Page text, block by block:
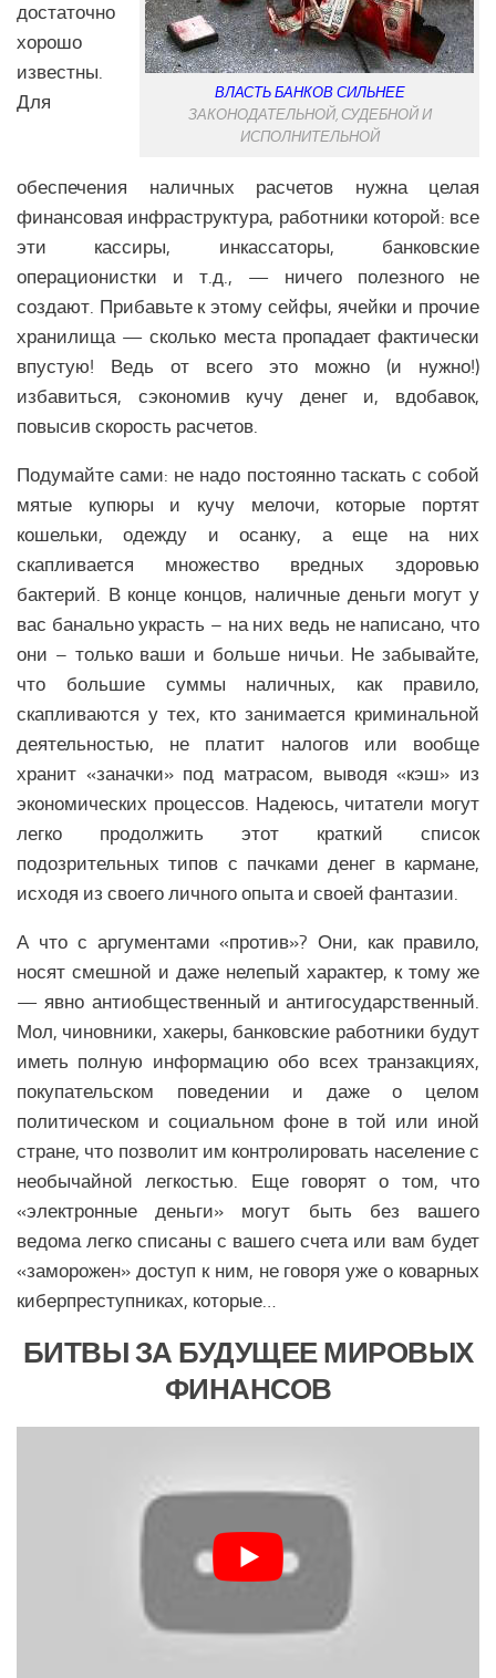
Аналитика Еврозоны
Вооружение Еврозоны
Экономика Еврозоны
Климат Еврозоны
Наука Еврозоны
Образование Еврозоны
Медицина Еврозоны
Общество Еврозоны
Политика СНГ
Религия СНГ
Вооружение СНГ
Здравоохранение СНГ
Наука СНГ
Образование СНГ
ЛАТИНСКАЯ АМЕРИКА
Аналитика Латинской Америки
Вооружение Латинской Америки
Политика Латинской Америки
Религия Латинской Америки
Экономика Латинской Америки
Образование Латинской Америки
Наука Латинской Америки
Общество Латинской Америки
СЕВЕРНАЯ АМЕРИКА
Политика Северной Америки
Религия Северной Америки
Климат Северной Америки
Медицина Северной Америки
ВЛАСТЬ БАНКОВ СИЛЬНЕЕ
ЗАКОНОДАТЕЛЬНОЙ, СУДЕБНОЙ И
ИСПОЛНИТЕЛЬНОЙ
достаточно
хорошо
известны.
Для
обеспечения наличных расчетов нужна целая
финансовая инфраструктура, работники которой: все
эти кассиры, инкассаторы, банковские
операционистки и т.д., — ничего полезного не
создают. Прибавьте к этому сейфы, ячейки и прочие
хранилища — сколько места пропадает фактически
впустую! Ведь от всего это можно (и нужно!)
избавиться, сэкономив кучу денег и, вдобавок,
повысив скорость расчетов.
Подумайте сами: не надо постоянно таскать с собой
мятые купюры и кучу мелочи, которые портят
кошельки, одежду и осанку, а еще на них
скапливается множество вредных здоровью
бактерий. В конце концов, наличные деньги могут у
вас банально украсть – на них ведь не написано, что
они – только ваши и больше ничьи. Не забывайте,
что большие суммы наличных, как правило,
скапливаются у тех, кто занимается криминальной
деятельностью, не платит налогов или вообще
хранит «заначки» под матрасом, выводя «кэш» из
экономических процессов. Надеюсь, читатели могут
легко продолжить этот краткий список
подозрительных типов с пачками денег в кармане,
исходя из своего личного опыта и своей фантазии.
А что с аргументами «против»? Они, как правило,
носят смешной и даже нелепый характер, к тому же
— явно антиобщественный и антигосударственный.
Мол, чиновники, хакеры, банковские работники будут
иметь полную информацию обо всех транзакциях,
покупательском поведении и даже о целом
политическом и социальном фоне в той или иной
стране, что позволит им контролировать население с
необычайной легкостью. Еще говорят о том, что
«электронные деньги» могут быть без вашего
ведома легко списаны с вашего счета или вам будет
«заморожен» доступ к ним, не говоря уже о коварных
киберпреступниках, которые…
БИТВЫ ЗА БУДУЩЕЕ МИРОВЫХ
ФИНАНСОВ